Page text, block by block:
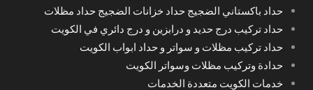
حداد باكستاني الضجيج حداد خزانات الضجيج حداد مظلات
حداد تركيب درج حديد و درابزين و درج دائري في الكويت
حداد تركيب مظلات و سواتر و حداد ابواب الكويت
حدادة وتركيب مظلات وسواتر الكويت
خدمات الكويت متعددة الخدمات